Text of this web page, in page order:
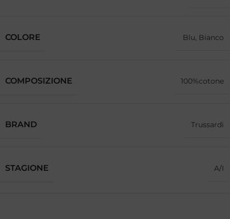
COLORE Blu, Bianco
COMPOSIZIONE 100%cotone
BRAND Trussardi
STAGIONE A/I